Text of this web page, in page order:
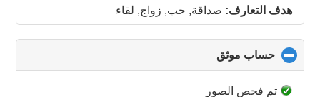
هدف التعارف: صداقة, حب, زواج, لقاء
حساب موثق
to
تم فحص الصور